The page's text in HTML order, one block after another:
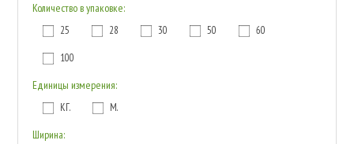
Количество в упаковке:
25 28 30 50 60
100
Единицы измерения:
КГ. М.
Ширина: